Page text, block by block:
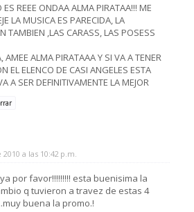
ES REEE ONDAA ALMA PIRATAA!!! ME
LA MUSICA ES PARECIDA, LA
TAMBIEN ,LAS CARASS, LAS POSESS
AMEE ALMA PIRATAAA Y SI VA A TENER
EL ELENCO DE CASI ANGELES ESTA
A SER DEFINITIVAMENTE LA MEJOR
a las 10:42 p.m.
por favor!!!!!!!!! esta buenisima la
q tuvieron a travez de estas 4
buena la promo.!